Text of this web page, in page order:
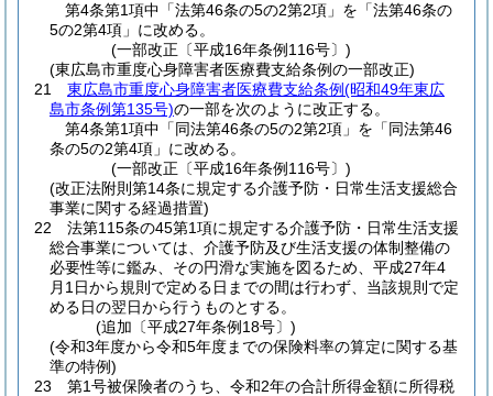
第4条第1項中「法第46条の5の2第2項」を「法第46条の
5の2第4項」に改める。
(一部改正〔平成16年条例116号〕)
(東広島市重度心身障害者医療費支給条例の一部改正)
21
東広島市重度心身障害者医療費支給条例(昭和49年東広
島市条例第135号)の一部を次のように改正する。
第4条第1項中「同法第46条の5の2第2項」を「同法第46
条の5の2第4項」に改める。
(一部改正〔平成16年条例116号〕)
(改正法附則第14条に規定する介護予防・日常生活支援総合
事業に関する経過措置)
22
法第115条の45第1項に規定する介護予防・日常生活支援
総合事業については、介護予防及び生活支援の体制整備の
必要性等に鑑み、その円滑な実施を図るため、平成27年4
月1日から規則で定める日までの間は行わず、当該規則で定
める日の翌日から行うものとする。
(追加〔平成27年条例18号〕)
(令和3年度から令和5年度までの保険料率の算定に関する基
準の特例)
23
第1号被保険者のうち、令和2年の合計所得金額に所得税